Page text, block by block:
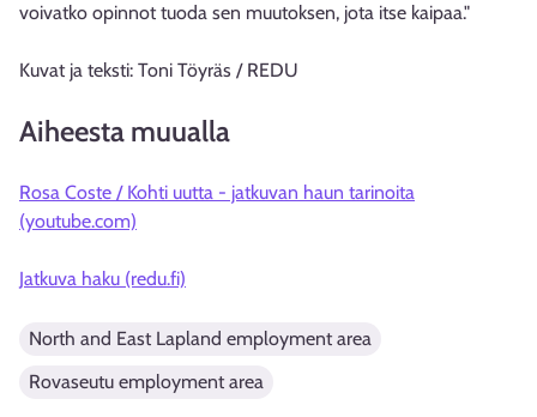
voivatko opinnot tuoda sen muutoksen, jota itse kaipaa."
Kuvat ja teksti: Toni Töyräs / REDU
Aiheesta muualla
Rosa Coste / Kohti uutta - jatkuvan haun tarinoita
(youtube.com)
Jatkuva haku (redu.fi)
North and East Lapland employment area
Rovaseutu employment area